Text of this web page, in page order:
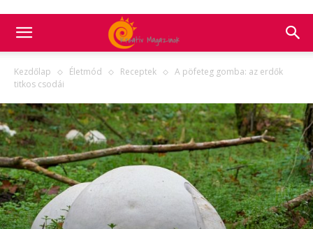
Kezdőlap Életmód Receptek
A pöfeteg gomba: az erdők
titkos csodái